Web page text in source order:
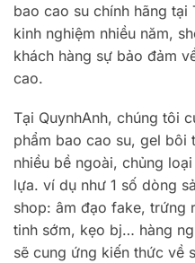
bao cao su chính hãng tại
kinh nghiệm nhiều năm,
khách hàng sự bảo đảm
cao.
Tại QuynhAnh, chúng tôi
phẩm bao cao su, gel
nhiều bề ngoài, chủng
lựa. ví dụ như 1 số dòng
shop: âm đạo fake, trứng
tinh sớm, kẹo bj… hàng
sẽ cung ứng kiến ​​thức về